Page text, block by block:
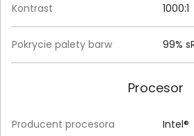
Kontrast 1000:1
Pokrycie palety barw 99%
Procesor
Producent procesora Intel®